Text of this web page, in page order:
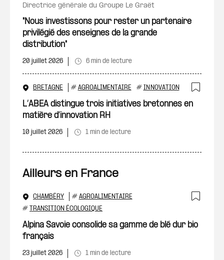
directrice générale du Groupe Le Graët
"Nous investissons pour rester un partenaire
privilégié des enseignes de la grande
distribution"
20 juillet 2026 6 min de lecture
BRETAGNE # AGROALIMENTAIRE # INNOVATION
L’ABEA distingue trois initiatives bretonnes en
matière d’innovation RH
10 juillet 2026 1 min de lecture
Ailleurs en France
CHAMBÉRY # AGROALIMENTAIRE
# TRANSITION ÉCOLOGIQUE
Alpina Savoie consolide sa gamme de blé dur bio
français
23 juillet 2026 1 min de lecture